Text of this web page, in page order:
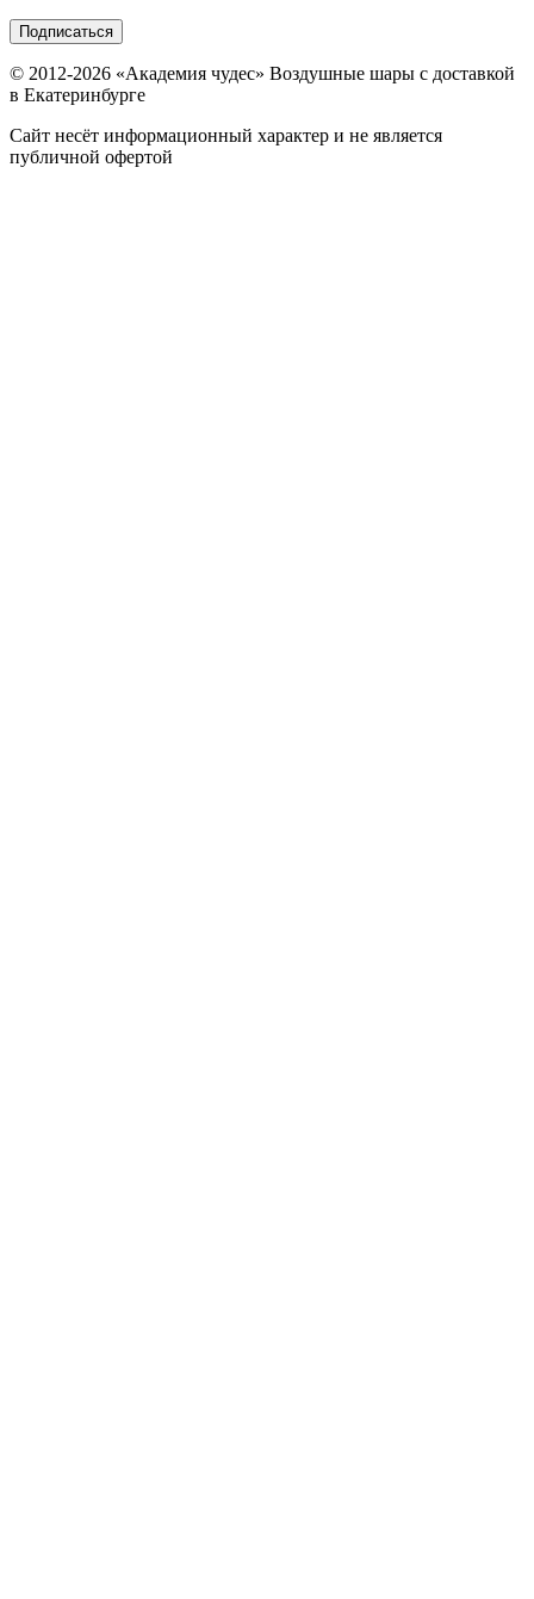
Подписаться
© 2012-2026 «Академия чудес» Воздушные шары с доставкой
в Екатеринбурге
Сайт несёт информационный характер и не является
публичной офертой